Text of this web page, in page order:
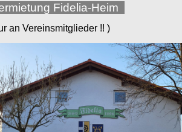
Fidelia-Heim
Vereinsmitglieder !! )